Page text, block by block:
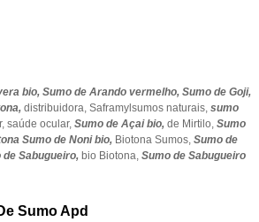
bio, Sumo de Arando vermelho, Sumo de Goji,
distribuidora, Saframylsumos naturais, sumo
saúde ocular, Sumo de Açai bio, de Mirtilo, Sumo
Sumo de Noni bio, Biotona Sumos, Sumo de
de Sabugueiro, bio Biotona, Sumo de Sabugueiro
Sumo Apd